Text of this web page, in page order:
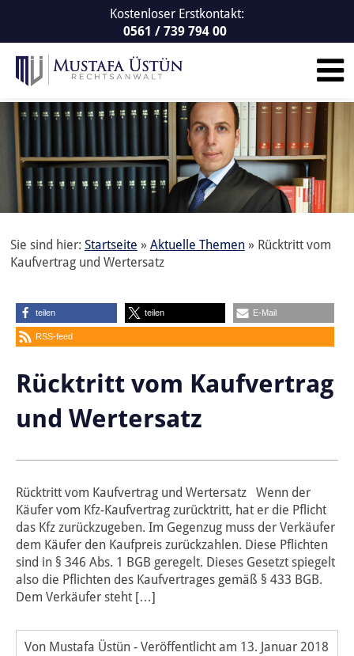
Kostenloser Erstkontakt:
0561 / 739 794 00
Sie sind hier: Startseite » Aktuelle Themen» Rücktritt vom
Kaufvertrag und Wertersatz
teilen teilen E-Mail
RSS-feed
Rücktritt vom Kaufvertrag
und Wertersatz
Rücktritt vom Kaufvertrag und Wertersatz Wenn der
Käufer vom Kfz-Kaufvertrag zurücktritt, hat er die Pflicht
das Kfz zurückzugeben. Im Gegenzug muss der Verkäufer
dem Käufer den Kaufpreis zurückzahlen. Diese Pflichten
sind in § 346 Abs. 1 BGB geregelt. Dieses Gesetzt spiegelt
also die Pflichten des Kaufvertrages gemäß § 433 BGB.
Dem Verkäufer steht […]
Von Mustafa Üstün - Veröffentlicht am 13. Januar 2018